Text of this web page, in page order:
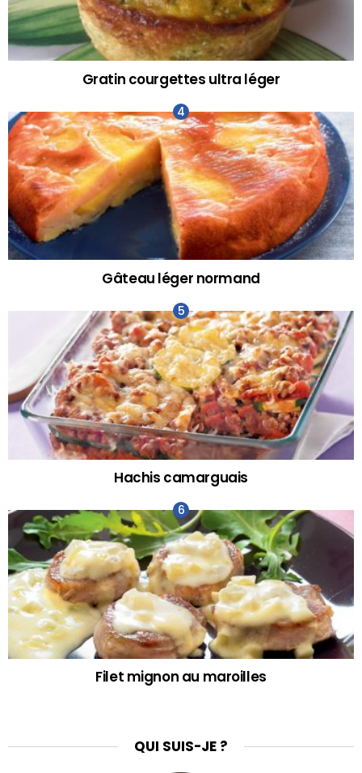
Gratin courgettes ultra léger
Gâteau léger normand
Hachis camarguais
Filet mignon au maroilles
QUI SUIS-JE ?